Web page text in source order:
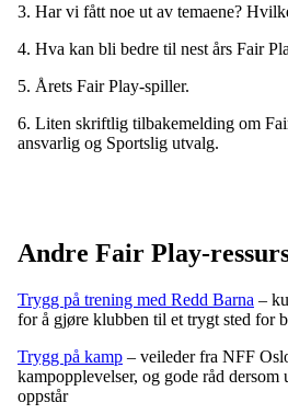
3. Har vi fått noe ut av temaene?
4. Hva kan bli bedre til nest års Fair
5. Årets Fair Play-spiller.
6. Liten skriftlig tilbakemelding om
ansvarlig og Sportslig utvalg.
Andre Fair Play-
Trygg på trening med Redd Barna –
for å gjøre klubben til et trygt sted for
Trygg på kamp – veileder fra NFF
kampopplevelser, og gode råd dersom
oppstår